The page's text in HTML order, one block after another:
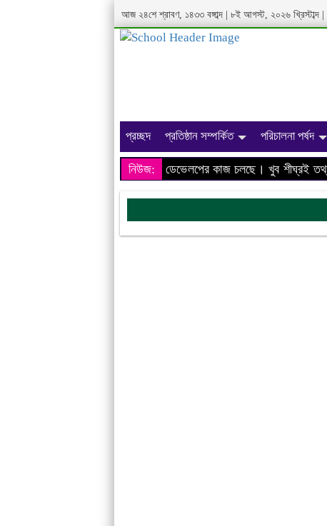
আজ ২৪শে শ্রাবণ, ১৪৩৩ বঙ্গাব্দ | ৮ই আগস্ট, ২০২৬ খ্রিস্টাব্দ
প্রচ্ছদ প্রতিষ্ঠান সম্পর্কিত পরিচালনা পর্ষদ
নিউজ:
আমাদের প্রতিষ্ঠানের ওয়েবসাইটের ডেভেলপের কাজ চলছে। খুব শীঘ্রই তথ্য